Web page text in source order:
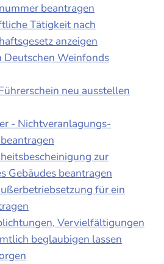
beantragen
Tätigkeit nach
anzeigen
Deutschen Weinfonds
neu ausstellen
- Nichtveranlagungs-
zur
Gebäudes beantragen
für ein
Vervielfältigungen
beglaubigen lassen